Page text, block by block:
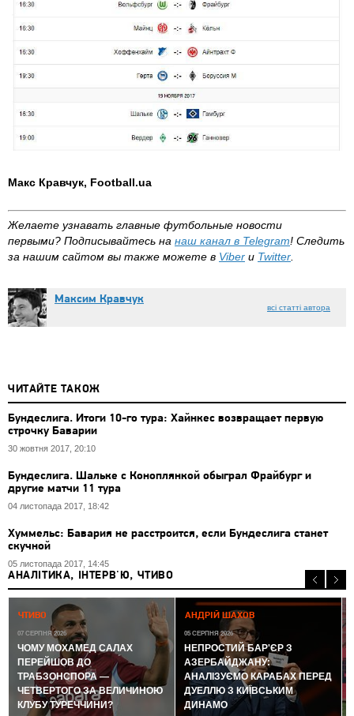
Макс Кравчук, Football.ua
Желаете узнавать главные футбольные новости
первыми? Подписывайтесь на наш канал в Telegram! Следить
за нашим сайтом вы также можете в Viber и Twitter
Максим Кравчук
всі статті автора
ЧИТАЙТЕ ТАКОЖ
Бундеслига. Итоги 10-го тура: Хайнкес возвращает первую
строчку Баварии
30 жовтня 2017, 20:10
Бундеслига. Шальке с Коноплянкой обыграл Фрайбург и
другие матчи 11 тура
04 листопада 2017, 18:42
Хуммельс: Бавария не расстроится, если Бундеслига станет
скучной
05 листопада 2017, 14:45
АНАЛІТИКА, ІНТЕРВ'Ю, ЧТИВО
ЧТИВО
07 СЕРПНЯ 2026
ЧОМУ МОХАМЕД САЛАХ
ПЕРЕЙШОВ ДО
ТРАБЗОНСПОРА —
ЧЕТВЕРТОГО ЗА ВЕЛИЧИНОЮ
КЛУБУ ТУРЕЧЧИНИ?
АНДРІЙ ШАХОВ
05 СЕРПНЯ 2026
НЕПРОСТИЙ БАР'ЄР З
АЗЕРБАЙДЖАНУ:
АНАЛІЗУЄМО КАРАБАХ ПЕРЕД
ДУЕЛЛЮ З КИЇВСЬКИМ
ДИНАМО